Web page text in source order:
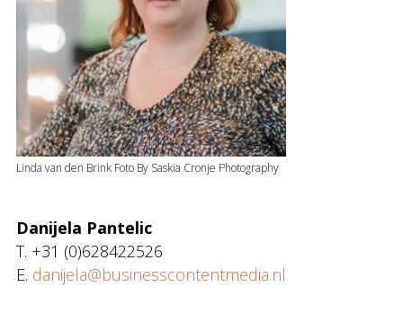
Linda van den Brink Foto By Saskia Cronje Photography
Danijela Pantelic
T. +31 (0)628422526
E. danijela@businesscontentmedia.nl